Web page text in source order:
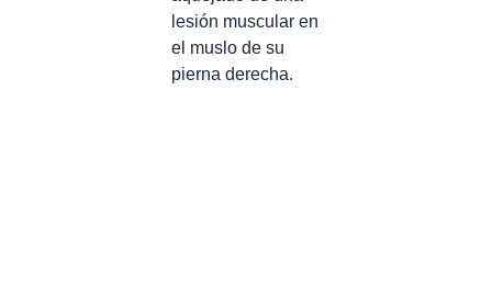
lesión muscular en
el muslo de su
pierna derecha.